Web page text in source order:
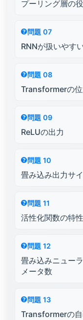
プーリング層の
問題 07
RNNが扱いやす
問題 08
Transformerの位
問題 09
ReLUの出力
問題 10
畳み込み出力サ
問題 11
活性化関数の特性
問題 12
畳み込みニュー
メータ数
問題 13
Transformerの